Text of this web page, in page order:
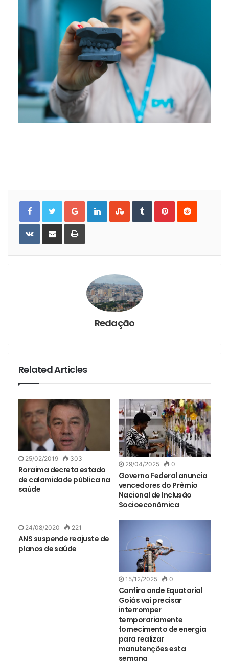
Google+LinkedInStumbleUpon
TumblrPinterestReddit
VKontakteShare
Email
Print
Redação
Related Articles
25/02/2019 303
Roraima decreta estado
de calamidade pública na
saúde
29/04/2025 0
Governo Federal anuncia
vencedores do Prêmio
Nacional de Inclusão
Socioeconômica
24/08/2020 221
ANS suspende reajuste de
planos de saúde
15/12/2025 0
Confira onde Equatorial
Goiás vai precisar
interromper
temporariamente
fornecimento de energia
para realizar
manutenções esta
semana